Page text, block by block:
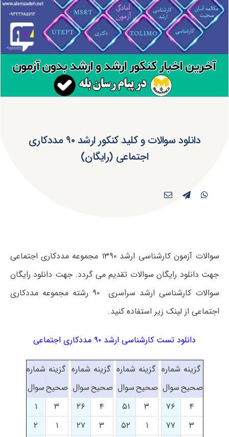
دانلود سوالات و کلید کنکور ارشد ۹۰ مددکاری
اجتماعی (رایگان)
سوالات آزمون کارشناسی ارشد ۱۳۹۰ مجموعه مددکاری اجتماعی
جهت دانلود رایگان سوالات تقدیم می گردد. جهت دانلود رایگان
سوالات کارشناسی ارشد سراسری ۹۰ رشته مجموعه مددکاری
اجتماعی از لینک زیر استفاده کنید.
دانلود تست کارشناسی ارشد ۹۰ مددکاری اجتماعی
گزینه
صحیح
شماره
سوال
گزینه
صحیح
شماره
سوال
گزینه
صحیح
شماره
سوال
گزینه
صحیح
شماره
سوال
۴
۷۶ ۳ ۵۱ ۴ ۲۶ ۳
۱
۳
۷۷ ۱ ۵۲ ۳ ۲۷ ۱
۲